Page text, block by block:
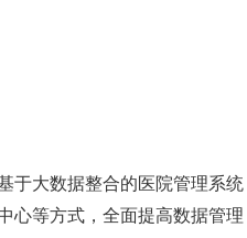
于大数据整合的医院管理系统
心等方式，全面提高数据管理